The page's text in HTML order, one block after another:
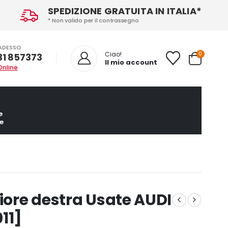
SPEDIZIONE GRATUITA IN ITALIA*
* Non valido per il contrassegno
857373 Ciao!
Il mio account
0
destra Usate AUDI